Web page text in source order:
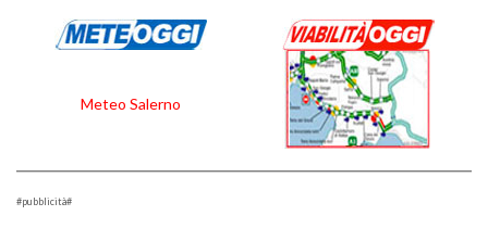
Meteo Salerno
#pubblicità#